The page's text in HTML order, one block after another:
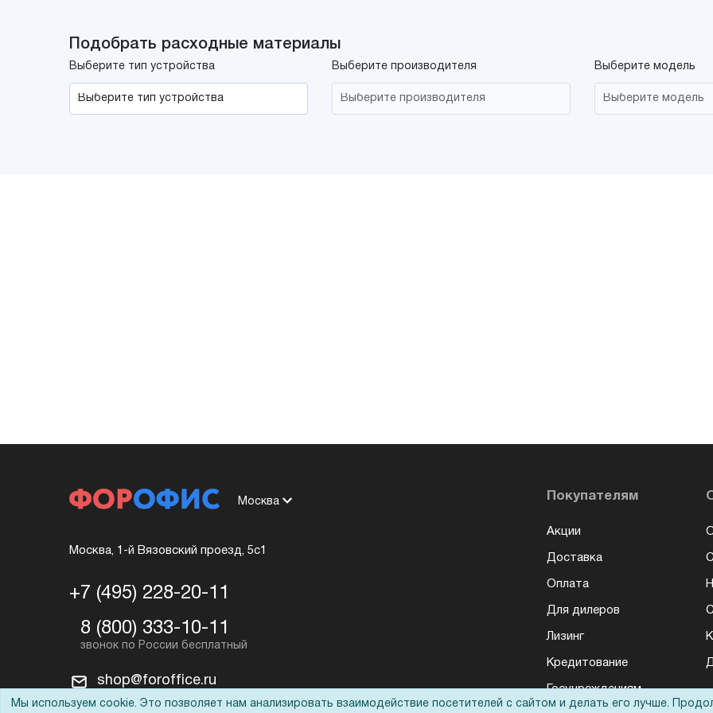
Подобрать расходные материалы
Выберите тип устройства Выберите производителя Выберите модель
Москва
Москва, 1-й Вязовский проезд, 5с1
+7 (495) 228-20-11
8 (800) 333-10-11
shop@foroffice.ru
Покупателям
Акции
Доставка
Оплата
Для дилеров
Лизинг
Кредитование
Госучреждениям
Мы используем cookie. Это позволяет нам анализировать взаимодействие посетителей с сайтом и делать его лучше.